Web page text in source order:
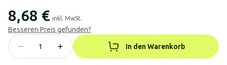
8,68 € inkl. MwSt.
Besseren Preis gefunden?
In den Warenkorb